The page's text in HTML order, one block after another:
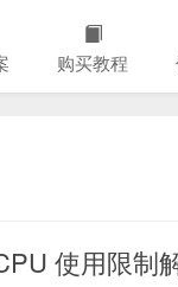
购买教程
使用限制